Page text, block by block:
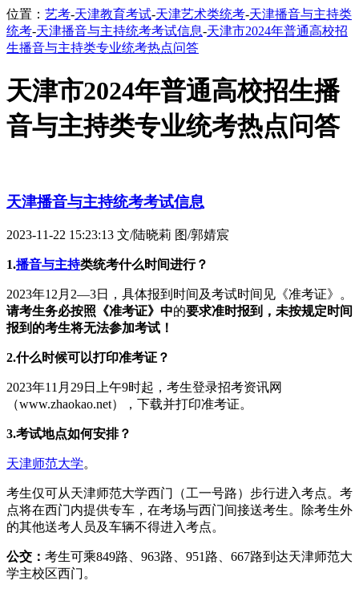
位置： 艺考-天津教育考试-天津艺术类统考-天津播音与主持类
统考-天津播音与主持统考考试信息-天津市2024年普通高校招
生播音与主持类专业统考热点问答
天津市2024年普通高校招生播
音与主持类专业统考热点问答
天津播音与主持统考考试信息
2023-11-22 15:23:13 文/陆晓莉 图/郭婧宸
1.播音与主持类统考什么时间进行？
2023年12月2—3日，具体报到时间及考试时间见《准考证》。
请考生务必按照《准考证》中的要求准时报到，未按规定时间
报到的考生将无法参加考试！
2.什么时候可以打印准考证？
2023年11月29日上午9时起，考生登录招考资讯网
（www.zhaokao.net），下载并打印准考证。
3.考试地点如何安排？
天津师范大学。
考生仅可从天津师范大学西门（工一号路）步行进入考点。考
点将在西门内提供专车，在考场与西门间接送考生。除考生外
的其他送考人员及车辆不得进入考点。
公交： 考生可乘849路、963路、951路、667路到达天津师范大
学主校区西门。